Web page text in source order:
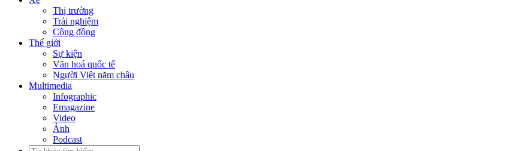
Thị trường
Trải nghiệm
Cộng đồng
Thế giới
Sự kiện
Văn hoá quốc tế
Người Việt năm châu
Multimedia
Infographic
Emagazine
Video
Ảnh
Podcast